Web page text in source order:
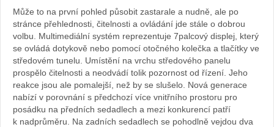
Může to na první pohled působit zastarale a nudně, ale po
stránce přehlednosti, čitelnosti a ovládání jde stále o dobrou
volbu. Multimediální systém reprezentuje 7palcový displej, který
se ovládá dotykově nebo pomocí otočného kolečka a tlačítky ve
středovém tunelu. Umístění na vrchu středového panelu
prospělo čitelnosti a neodvádí tolik pozornost od řízení. Jeho
reakce jsou ale pomalejší, než by se slušelo. Nová generace
nabízí v porovnání s předchozí více vnitřního prostoru pro
posádku na předních sedadlech a mezi konkurencí patří
k nadprůměru. Na zadních sedadlech se pohodlně vejdou dva